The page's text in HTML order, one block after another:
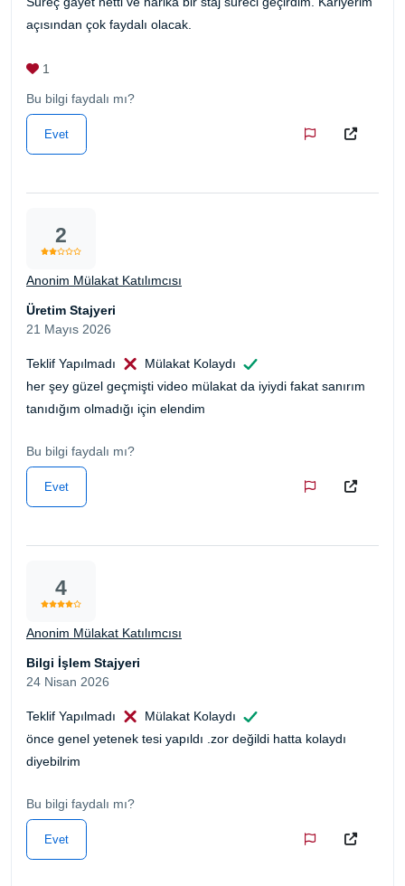
açısından çok faydalı olacak.
1
Bu bilgi faydalı mı?
Evet
2
Anonim Mülakat Katılımcısı
Üretim Stajyeri
21 Mayıs 2026
Teklif Yapılmadı
Mülakat Kolaydı
her şey güzel geçmişti video mülakat da iyiydi fakat sanırım
tanıdığım olmadığı için elendim
Bu bilgi faydalı mı?
Evet
4
Anonim Mülakat Katılımcısı
Bilgi İşlem Stajyeri
24 Nisan 2026
Teklif Yapılmadı
Mülakat Kolaydı
önce genel yetenek tesi yapıldı .zor değildi hatta kolaydı
diyebilrim
Bu bilgi faydalı mı?
Evet